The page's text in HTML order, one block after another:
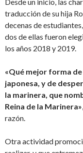
traducción de su hija
decenas de
dos de ellas fueron
los años 2018 y 2019.
«Qué mejor forma
japonesa, y de
la marinera, que
Reina de la Marinera»
razón.
Otra actividad